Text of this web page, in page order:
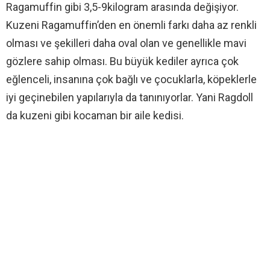
Ragamuffin gibi 3,5-9kilogram arasında değişiyor.
Kuzeni Ragamuffin’den en önemli farkı daha az renkli
olması ve şekilleri daha oval olan ve genellikle mavi
gözlere sahip olması. Bu büyük kediler ayrıca çok
eğlenceli, insanına çok bağlı ve çocuklarla, köpeklerle
iyi geçinebilen yapılarıyla da tanınıyorlar. Yani Ragdoll
da kuzeni gibi kocaman bir aile kedisi.